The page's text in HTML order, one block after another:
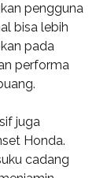
pengguna
bisa lebih
pada
performa
juga
Honda.
cadang